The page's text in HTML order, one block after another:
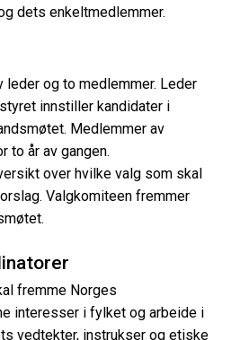
dets enkeltmedlemmer.
leder og to medlemmer. Leder
innstiller kandidater i
Medlemmer av
to år av gangen.
over hvilke valg som skal
Valgkomiteen fremmer
fremme Norges
interesser i fylket og arbeide i
vedtekter, instrukser og etiske